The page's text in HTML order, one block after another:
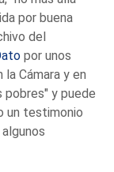
por buena
del
por unos
Cámara y en
pobres" y puede
un testimonio